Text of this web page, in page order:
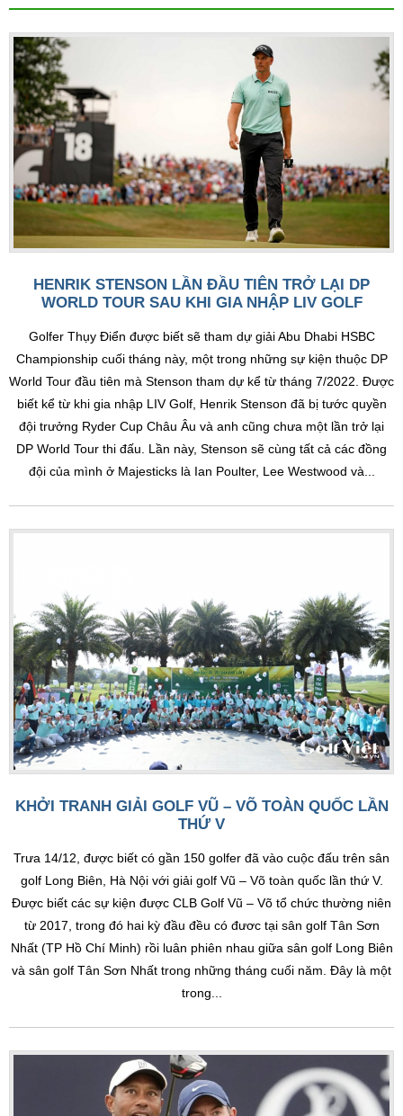
HENRIK STENSON LẦN ĐẦU TIÊN TRỞ LẠI DP
WORLD TOUR SAU KHI GIA NHẬP LIV GOLF
Golfer Thụy Điển được biết sẽ tham dự giải Abu Dhabi HSBC
Championship cuối tháng này, một trong những sự kiện thuộc DP
World Tour đầu tiên mà Stenson tham dự kể từ tháng 7/2022. Được
biết kể từ khi gia nhập LIV Golf, Henrik Stenson đã bị tước quyền
đội trưởng Ryder Cup Châu Âu và anh cũng chưa một lần trở lại
DP World Tour thi đấu. Lần này, Stenson sẽ cùng tất cả các đồng
đội của mình ở Majesticks là Ian Poulter, Lee Westwood và...
KHỞI TRANH GIẢI GOLF VŨ – VÕ TOÀN QUỐC LẦN
THỨ V
Trưa 14/12, được biết có gần 150 golfer đã vào cuộc đấu trên sân
golf Long Biên, Hà Nội với giải golf Vũ – Võ toàn quốc lần thứ V.
Được biết các sự kiện được CLB Golf Vũ – Võ tổ chức thường niên
từ 2017, trong đó hai kỳ đầu đều có đươc tại sân golf Tân Sơn
Nhất (TP Hồ Chí Minh) rồi luân phiên nhau giữa sân golf Long Biên
và sân golf Tân Sơn Nhất trong những tháng cuối năm. Đây là một
trong...